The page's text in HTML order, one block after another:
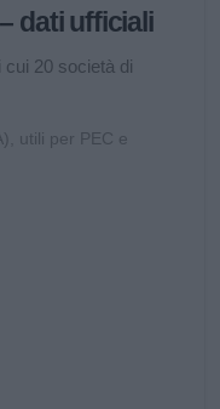
dati ufficiali
20 società di
utili per PEC e